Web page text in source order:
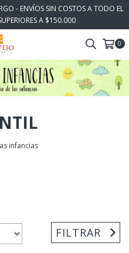
- ENVÍOS SIN COSTOS A TODO EL
A $150.000
0
infancias
FILTRAR